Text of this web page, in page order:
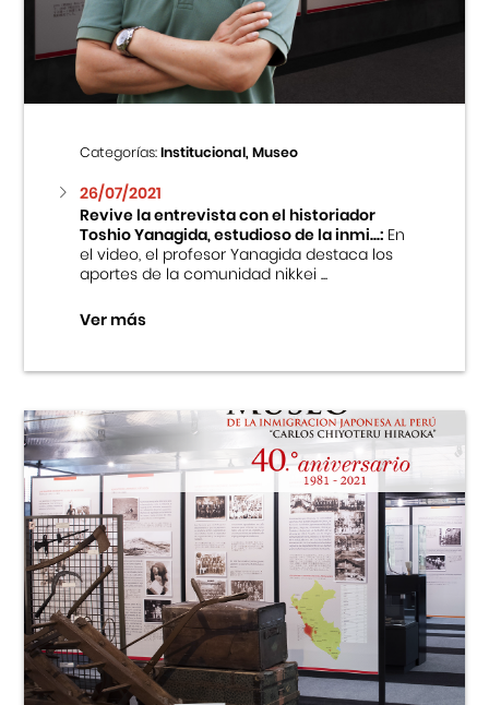
Categorías:Institucional, Museo
26/07/2021
Revive la entrevista con el historiador
Toshio Yanagida, estudioso de la inmi...:En
el video, el profesor Yanagida destaca los
aportes de la comunidad nikkei ...
Ver más